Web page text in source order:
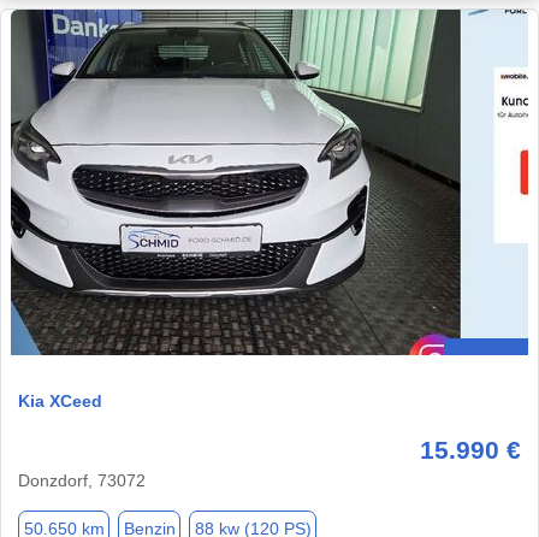
Kia XCeed
15.990 €
Donzdorf, 73072
50.650 km Benzin 88 kw (120 PS)